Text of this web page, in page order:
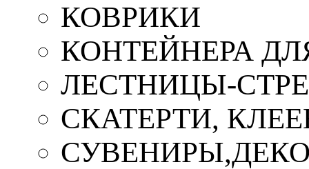
КОВРИКИ
КОНТЕЙНЕРА
ЛЕСТНИЦЫ-
СКАТЕРТИ,